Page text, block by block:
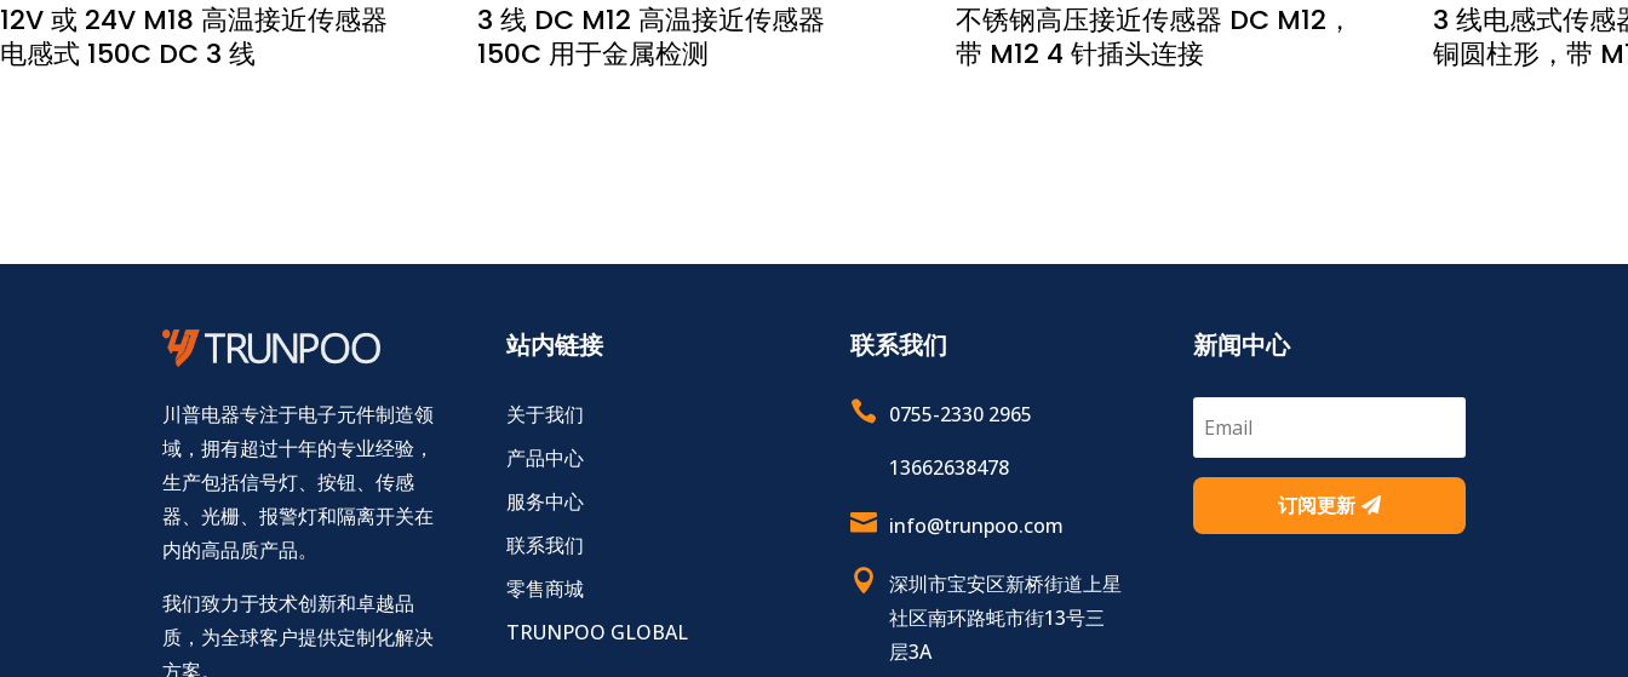
12V 或 24V M18 高温接近传感器
电感式 150C DC 3 线
3 线 DC M12 高温接近传感器
150C 用于金属检测
不锈钢高压接近传感器 DC M12，
带 M12 4 针插头连接
3 线电感式传
铜圆柱形，带
川普电器专注于电子元件制造领
域，拥有超过十年的专业经验，
生产包括信号灯、按钮、传感
器、光栅、报警灯和隔离开关在
内的高品质产品。
我们致力于技术创新和卓越品
质，为全球客户提供定制化解决
方案。
站内链接
关于我们
产品中心
服务中心
联系我们
零售商城
TRUNPOO GLOBAL
联系我们
 0755-2330 2965
13662638478
 info@trunpoo.com
 深圳市宝安区新桥街道上星
社区南环路蚝市街13号三
层3A
新闻中心
订阅更新